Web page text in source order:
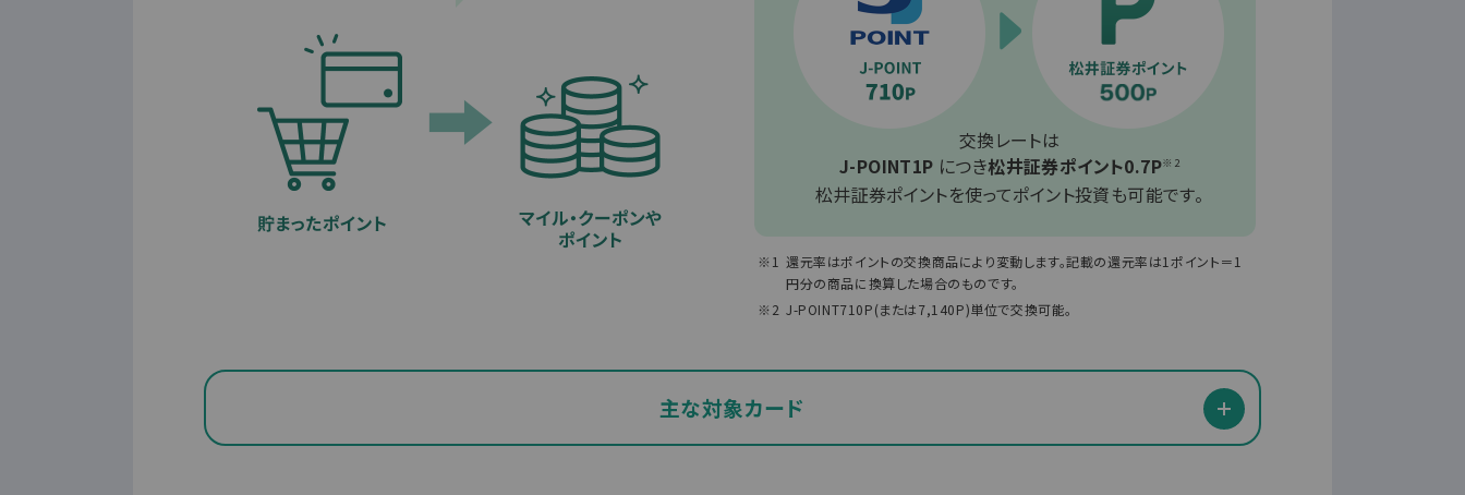
交換レートは
J-POINT1P につき松井証券ポイント0.7P※2
松井証券ポイントを使ってポイント投資も可能です。
還元率はポイントの交換商品により変動します。記載の還元率は1ポイント＝1
円分の商品に換算した場合のものです。
J-POINT710P(または7,140P)単位で交換可能。
主な対象カード